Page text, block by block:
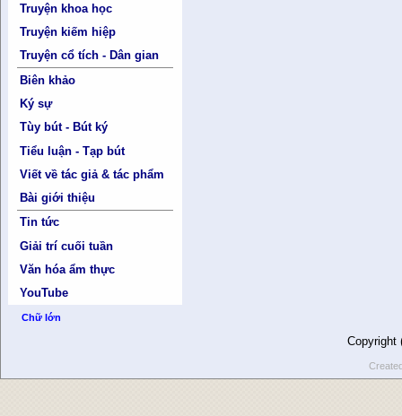
Truyện khoa học
Truyện kiếm hiệp
Truyện cổ tích - Dân gian
Biên khảo
Ký sự
Tùy bút - Bút ký
Tiểu luận - Tạp bút
Viết về tác giả & tác phẩm
Bài giới thiệu
Tin tức
Giải trí cuối tuần
Văn hóa ẩm thực
YouTube
Chữ lớn
Copyright